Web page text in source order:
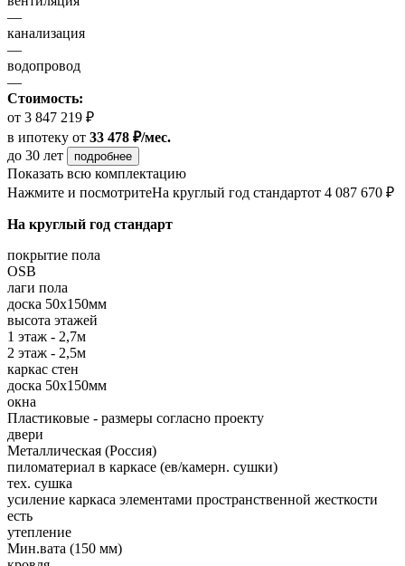
—
канализация
—
водопровод
—
Стоимость:
от 3 847 219 ₽
в ипотеку от 33 478 ₽/мес.
до 30 лет
подробнее
Показать всю комплектацию
Нажмите и посмотритеНа круглый год стандартот 4 087 670 ₽
На круглый год стандарт
покрытие пола
OSB
лаги пола
доска 50х150мм
высота этажей
1 этаж - 2,7м
2 этаж - 2,5м
каркас стен
доска 50х150мм
окна
Пластиковые - размеры согласно проекту
двери
Металлическая (Россия)
пиломатериал в каркасе (ев/камерн. сушки)
тех. сушка
усиление каркаса элементами пространственной жесткости
есть
утепление
Мин.вата (150 мм)